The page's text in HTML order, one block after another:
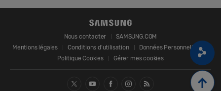
Nous contacter
SAMSUNG.COM
Mentions légales
Conditions d’utilisation
Données Personnelles
Politique Cookies
Gérer mes cookies